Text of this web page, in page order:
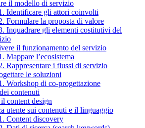
il modello di servizio
Identificare gli attori coinvolti
Formulare la proposta di valore
Inquadrare gli elementi costitutivi del
il funzionamento del servizio
Mappare l’ecosistema
Rappresentare i flussi di servizio
le soluzioni
Workshop di co-progettazione
contenuti
content design
utente sui contenuti e il linguaggio
Content discovery